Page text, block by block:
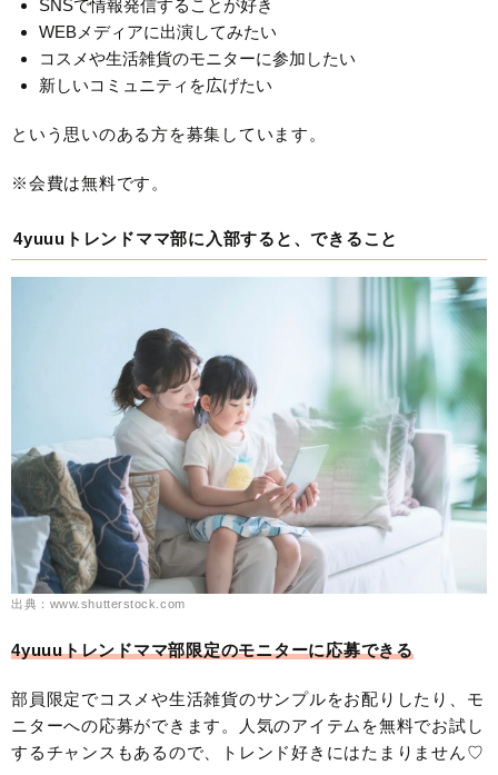
SNSで情報発信することが好き
WEBメディアに出演してみたい
コスメや生活雑貨のモニターに参加したい
新しいコミュニティを広げたい
という思いのある方を募集しています。
※会費は無料です。
4yuuuトレンドママ部に入部すると、できること
出典：www.shutterstock.com
4yuuuトレンドママ部限定のモニターに応募できる
部員限定でコスメや生活雑貨のサンプルをお配りしたり、モ
ニターへの応募ができます。人気のアイテムを無料でお試し
するチャンスもあるので、トレンド好きにはたまりません♡